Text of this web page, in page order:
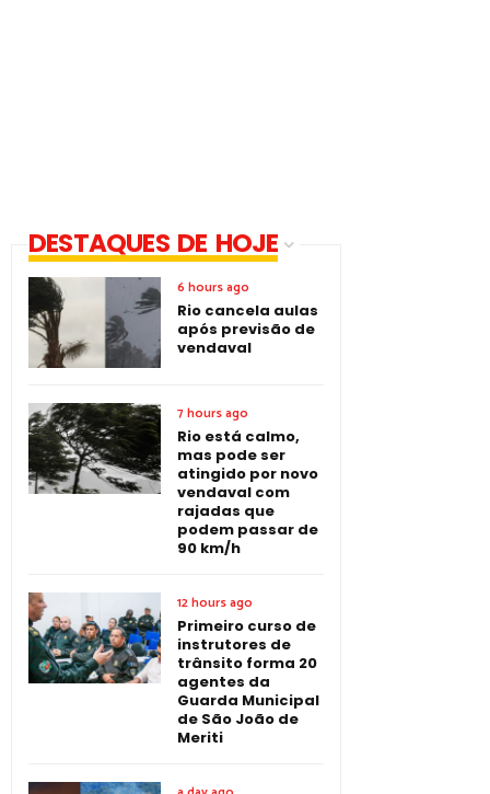
DESTAQUES DE HOJE
6 hours ago
Rio cancela aulas
após previsão de
vendaval
7 hours ago
Rio está calmo,
mas pode ser
atingido por novo
vendaval com
rajadas que
podem passar de
90 km/h
12 hours ago
Primeiro curso de
instrutores de
trânsito forma 20
agentes da
Guarda Municipal
de São João de
Meriti